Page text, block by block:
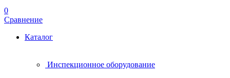
0
Сравнение
Каталог
Инспекционное оборудование